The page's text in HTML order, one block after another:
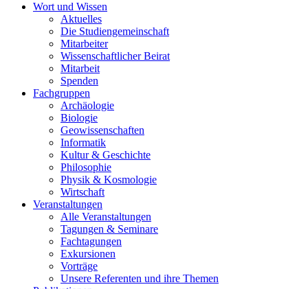
Wort und Wissen
Aktuelles
Die Studiengemeinschaft
Mitarbeiter
Wissenschaftlicher Beirat
Mitarbeit
Spenden
Fachgruppen
Archäologie
Biologie
Geowissenschaften
Informatik
Kultur & Geschichte
Philosophie
Physik & Kosmologie
Wirtschaft
Veranstaltungen
Alle Veranstaltungen
Tagungen & Seminare
Fachtagungen
Exkursionen
Vorträge
Unsere Referenten und ihre Themen